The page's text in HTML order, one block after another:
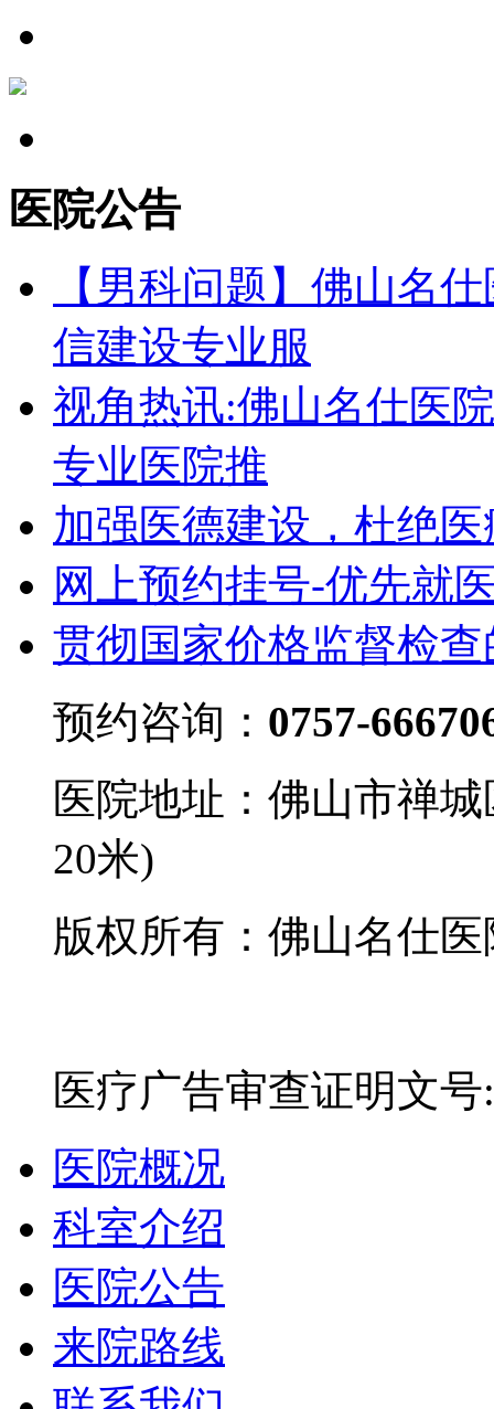
医院公告
【男科问题】佛山名
信建设专业服
视角热讯:佛山名仕医
专业医院推
加强医德建设，杜绝
网上预约挂号-优先就
贯彻国家价格监督检
预约咨询： 0757-
医院地址：佛山市禅
20米)
版权所有：佛山名仕
医疗广告审查证明文
医院概况
科室介绍
医院公告
来院路线